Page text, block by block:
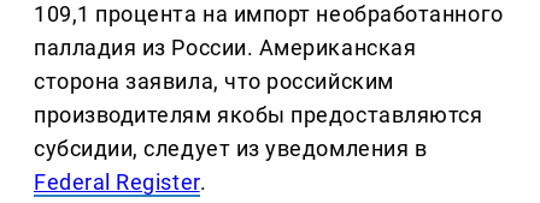
109,1 процента на импорт необработанного
палладия из России. Американская
сторона заявила, что российским
производителям якобы предоставляются
субсидии, следует из уведомления в
Federal Register.